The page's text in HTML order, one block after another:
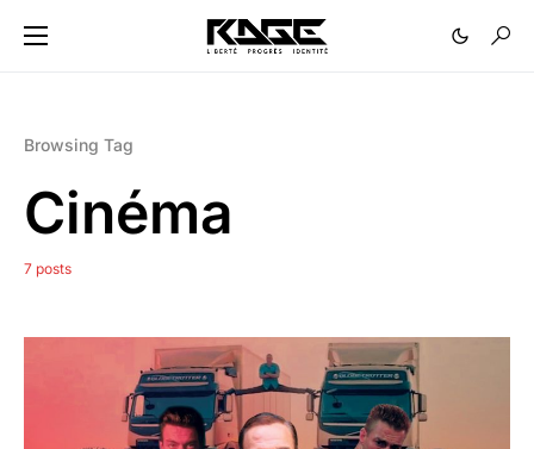
Browsing Tag
Cinéma
7 posts